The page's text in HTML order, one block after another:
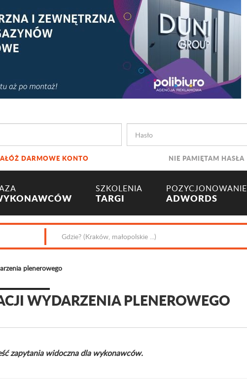
DARMOWE KONTO NIE PAMIĘTAM HASŁA
SZKOLENIA
TARGI
POZYCJONOWANIE
ADWORDS
plenerowego
WYDARZENIA PLENEROWEGO
zapytania widoczna dla wykonawców.